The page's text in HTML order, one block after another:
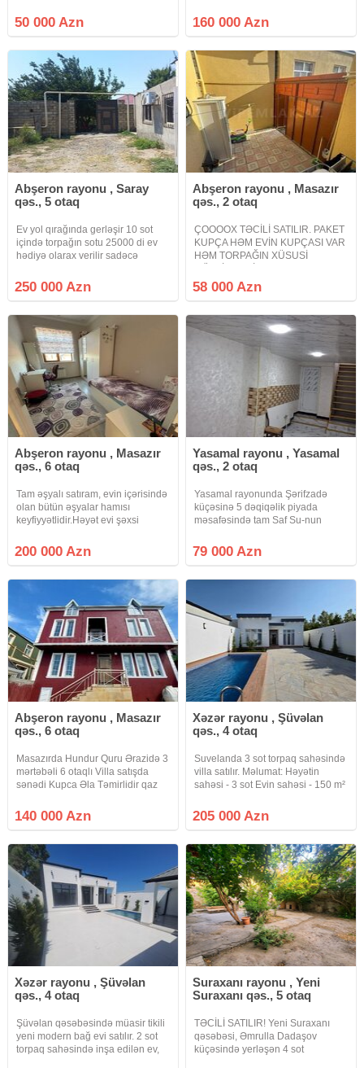
satılır.Qaz, su, işıq var.Yaxınlığında
bütün iaşə obyektləri var.Qiyməti
50 000 Azn
mebeli hediyye olunacaq.öz
evimdir, pula ehtiyacim oldugu
160 000 Azn
Abşeron rayonu , Saray
qəs., 5 otaq
Ev yol qırağında gerləşir 10 sot
içində torpağın sotu 25000 di ev
hədiyə olarax verilir sadəcə
ödəməklə remontlu içi əşyalı ev
sahibi ola bilərsiniz evin
9
250 000 Azn
Abşeron rayonu , Masazır
qəs., 2 otaq
ÇOOOOX TƏCİLİ SATILIR. PAKET
KUPÇA HƏM EVİN KUPÇASI VAR
HƏM TORPAĞIN XÜSUSİ
YARARLI. Masazır qəsəbəsi 6
nömrəli məktəbin yaxınlığında
2 otaqlı ev mətbəx hamam
58 000 Azn
Abşeron rayonu , Masazır
qəs., 6 otaq
Tam əşyalı satıram, evin içərisində
olan bütün əşyalar hamısı
keyfiyyətlidir.Həyət evi şəxsi
kupçalıdır, evə almamışam, alan
şəxs istəyə uyğun birbaşa öz
200 000 Azn
Yasamal rayonu , Yasamal
qəs., 2 otaq
Yasamal rayonunda Şərifzadə
küçəsinə 5 dəqiqəlik piyada
məsafəsində tam Saf Su-nun
səviyyədə təmirli evdir. İçinə gir
yaşa birbaşa. Tam şəkildə
79 000 Azn
Abşeron rayonu , Masazır
qəs., 6 otaq
Masazırda Hundur Quru Ərazidə 3
mərtəbəli 6 otaqlı Villa satışda
sənədi Kupca Əla Təmirlidir qaz
140 000 Azn
Xəzər rayonu , Şüvəlan
qəs., 4 otaq
Suvelanda 3 sot torpaq sahəsində
villa satılır. Məlumat: Həyətin
sahəsi - 3 sot Evin sahəsi - 150 m²
Sanitar qovşaq -2+1 Həyətində
Hovuz, Sanuzeli, Manqalni,
205 000 Azn
Xəzər rayonu , Şüvəlan
qəs., 4 otaq
Şüvəlan qəsəbəsində müasir tikili
yeni modern bağ evi satılır. 2 sot
torpaq sahəsində inşa edilən ev,
Suraxanı rayonu , Yeni
Suraxanı qəs., 5 otaq
TƏCİLİ SATILIR! Yeni Suraxanı
qəsəbəsi, Əmrulla Dadaşov
küçəsində yerləşən 4 sot